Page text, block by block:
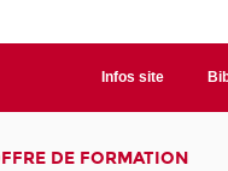
Infos site
DE FORMATION